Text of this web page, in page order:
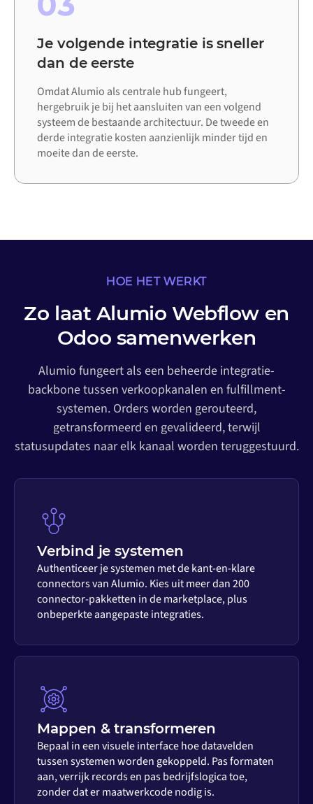
Je volgende integratie is sneller
dan de eerste
Omdat Alumio als centrale hub fungeert,
hergebruik je bij het aansluiten van een volgend
systeem de bestaande architectuur. De tweede en
derde integratie kosten aanzienlijk minder tijd en
moeite dan de eerste.
HOE HET WERKT
Zo laat Alumio Webflow en
Odoo samenwerken
Alumio fungeert als een beheerde integratie-
backbone tussen verkoopkanalen en fulfillment-
systemen. Orders worden gerouteerd,
getransformeerd en gevalideerd, terwijl
statusupdates naar elk kanaal worden teruggestuurd.
Verbind je systemen
Authenticeer je systemen met de kant-en-klare
connectors van Alumio. Kies uit meer dan 200
connector-pakketten in de marketplace, plus
onbeperkte aangepaste integraties.
Mappen & transformeren
Bepaal in een visuele interface hoe datavelden
tussen systemen worden gekoppeld. Pas formaten
aan, verrijk records en pas bedrijfslogica toe,
zonder dat er maatwerkcode nodig is.